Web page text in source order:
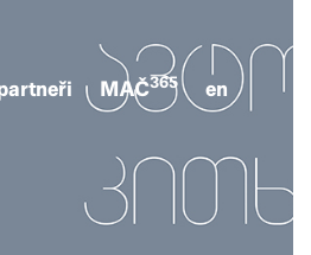
MAČ365
en